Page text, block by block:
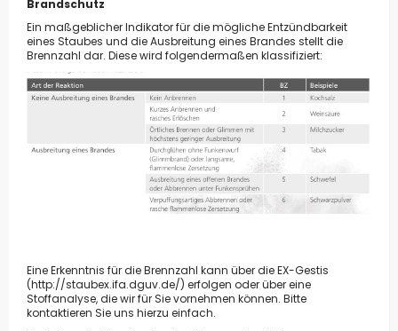
Brandschutz
Ein maßgeblicher Indikator für die mögliche Entzündbarkeit
eines Staubes und die Ausbreitung eines Brandes stellt die
Brennzahl dar. Diese wird folgendermaßen klassifiziert:
Eine Erkenntnis für die Brennzahl kann über die EX-Gestis
(http://staubex.ifa.dguv.de/) erfolgen oder über eine
Stoffanalyse, die wir für Sie vornehmen können. Bitte
kontaktieren Sie uns hierzu einfach.